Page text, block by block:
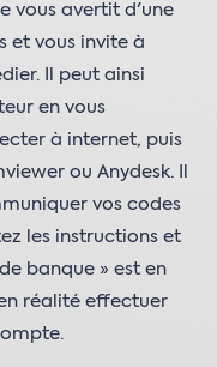
vous avertit d'une
et vous invite à
Il peut ainsi
en vous
à internet, puis
ou Anydesk. Il
vos codes
les instructions et
banque » est en
réalité effectuer